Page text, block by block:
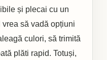
și plecai cu un
să vadă opțiuni
culori, să trimită
plăti rapid. Totuși,